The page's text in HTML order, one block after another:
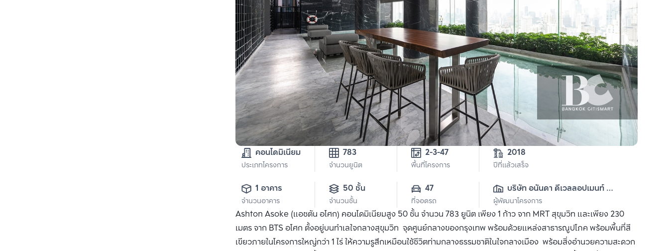
คอนโดมิเนียม
ประเภทโครงการ
783
จำนวนยูนิต
2-3-47
พื้นที่โครงการ
2018
ปีที่แล้วเสร็จ
1 อาคาร
จำนวนอาคาร
50 ชั้น
จำนวนชั้น
47
ที่จอดรถ
บริษัท อนันดา ดีเวลลอปเมนท์
จำกัด (มหาชน)
ผู้พัฒนาโครงการ
Ashton Asoke (แอชตัน อโศก) คอนโดมิเนียมสูง 50 ชั้น จำนวน 783 ยูนิต เพียง 1 ก้าว จาก MRT สุขุมวิท และเพียง 230
เมตร จาก BTS อโศก ตั้งอยู่บนทำเลใจกลางสุขุมวิท จุดศูนย์กลางของกรุงเทพ พร้อมด้วยแหล่งสาธารณูปโภค พร้อมพื้นที่สี
เขียวภายในโครงการใหญ่กว่า 1 ไร่ ให้ความรูสึกเหมือนใช้ชีวิตท่ามกลางธรรมชาติในใจกลางเมือง พร้อมสิ่งอำนวยความสะดวก